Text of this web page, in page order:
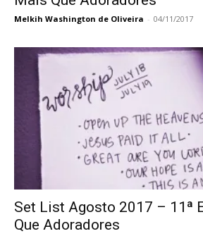
Melkih Washington de Oliveira - 04/11/2017
Set List Agosto 2017 – 11ª
Que Adoradores